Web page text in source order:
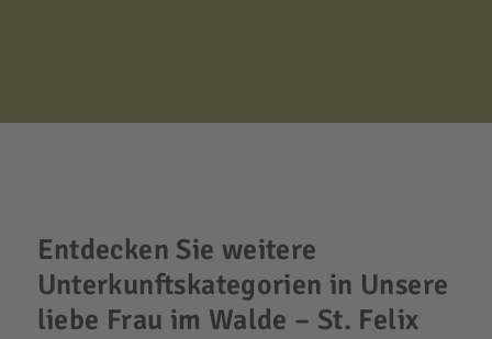
Entdecken Sie weitere
Unterkunftskategorien in Unsere
liebe Frau im Walde – St. Felix